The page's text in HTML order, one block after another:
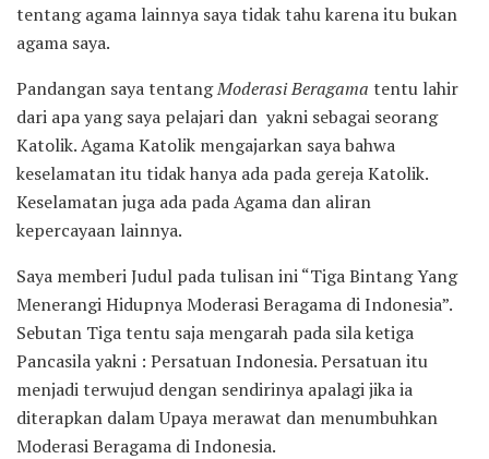
tentang agama lainnya saya tidak tahu karena itu bukan
agama saya.
Pandangan saya tentangModerasi Beragama tentu lahir
dari apa yang saya pelajari dan yakni sebagai seorang
Katolik. Agama Katolik mengajarkan saya bahwa
keselamatan itu tidak hanya ada pada gereja Katolik.
Keselamatan juga ada pada Agama dan aliran
kepercayaan lainnya.
Saya memberi Judul pada tulisan ini “Tiga Bintang Yang
Menerangi Hidupnya Moderasi Beragama di Indonesia”.
Sebutan Tiga tentu saja mengarah pada sila ketiga
Pancasila yakni : Persatuan Indonesia. Persatuan itu
menjadi terwujud dengan sendirinya apalagi jika ia
diterapkan dalam Upaya merawat dan menumbuhkan
Moderasi Beragama di Indonesia.